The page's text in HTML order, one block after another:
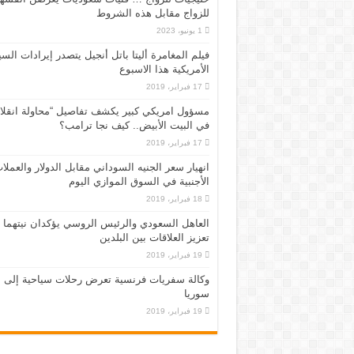
للزواج مقابل هذه الشروط
1 يونيو، 2023
فيلم المغامرة أليتا‭ ‬باتل أنجيل يتصدر إيرادات
الأمريكية هذا الاسبوع
17 فبراير، 2019
مسؤول امريكي كبير يكشف تفاصيل “محاولة
في البيت الأبيض.. كيف نجا ترامب؟
17 فبراير، 2019
انهيار سعر الجنيه السوداني مقابل الدولار
الأجنبية في السوق الموازي اليوم
18 فبراير، 2019
العاهل السعودي والرئيس الروسي يؤكدان نيتهما
تعزيز العلاقات بين البلدين
19 فبراير، 2019
وكالة سفريات فرنسية تعرض رحلات سياحية إلى
سوريا
19 فبراير، 2019